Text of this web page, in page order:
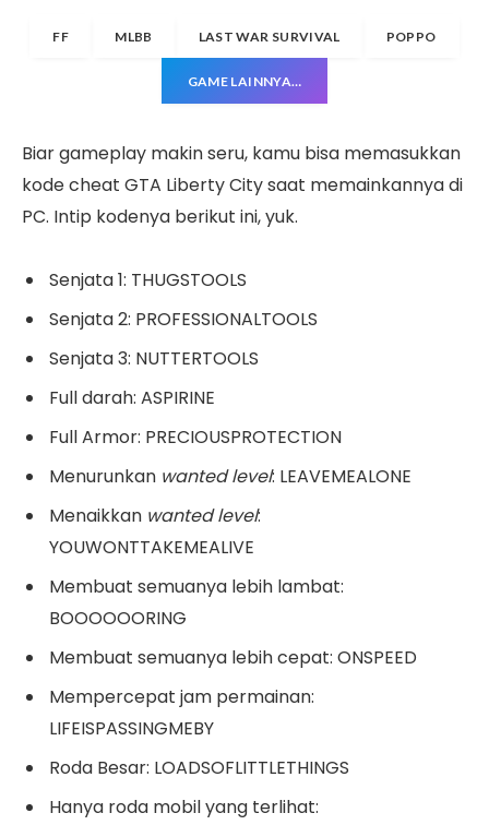
FF MLBB LAST WAR SURVIVAL POPPO
GAME LAINNYA…
Biar gameplay makin seru, kamu bisa memasukkan
kode cheat GTA Liberty City saat memainkannya di
PC. Intip kodenya berikut ini, yuk.
Senjata 1: THUGSTOOLS
Senjata 2: PROFESSIONALTOOLS
Senjata 3: NUTTERTOOLS
Full darah: ASPIRINE
Full Armor: PRECIOUSPROTECTION
Menurunkan wanted level: LEAVEMEALONE
Menaikkan wanted level:
YOUWONTTAKEMEALIVE
Membuat semuanya lebih lambat:
BOOOOOORING
Membuat semuanya lebih cepat: ONSPEED
Mempercepat jam permainan:
LIFEISPASSINGMEBY
Roda Besar: LOADSOFLITTLETHINGS
Hanya roda mobil yang terlihat: